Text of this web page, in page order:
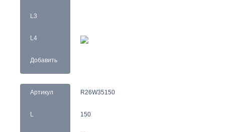
L3
L4
Добавить
Артикул
L
R26W35150
150